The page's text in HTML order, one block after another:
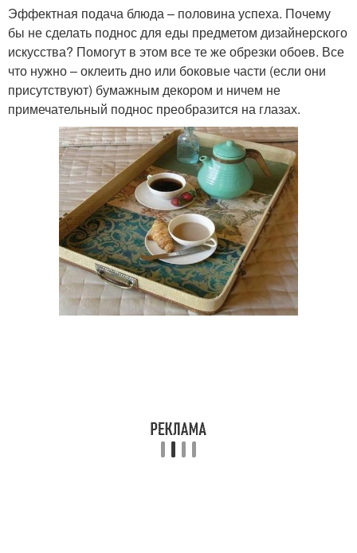
Эффектная подача блюда – половина успеха. Почему
бы не сделать поднос для еды предметом дизайнерского
искусства? Помогут в этом все те же обрезки обоев. Все
что нужно – оклеить дно или боковые части (если они
присутствуют) бумажным декором и ничем не
примечательный поднос преобразится на глазах.